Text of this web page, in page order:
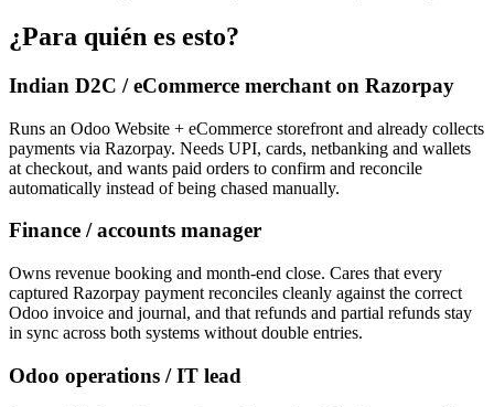
¿Para quién es esto?
Indian D2C / eCommerce merchant on Razorpay
Runs an Odoo Website + eCommerce storefront and already collects
payments via Razorpay. Needs UPI, cards, netbanking and wallets
at checkout, and wants paid orders to confirm and reconcile
automatically instead of being chased manually.
Finance / accounts manager
Owns revenue booking and month-end close. Cares that every
captured Razorpay payment reconciles cleanly against the correct
Odoo invoice and journal, and that refunds and partial refunds stay
in sync across both systems without double entries.
Odoo operations / IT lead